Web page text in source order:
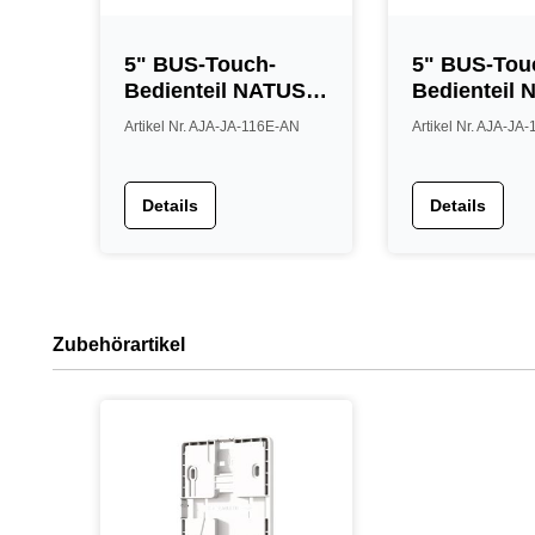
5" BUS-Touch-
Bedienteil NATUS,
RFID, anthrazit
Artikel Nr. AJA-JA-116E-AN
Details
5" BUS-
Bedienteil
RFID, grau
Artikel Nr. AJA-JA-
Details
Zubehörartikel